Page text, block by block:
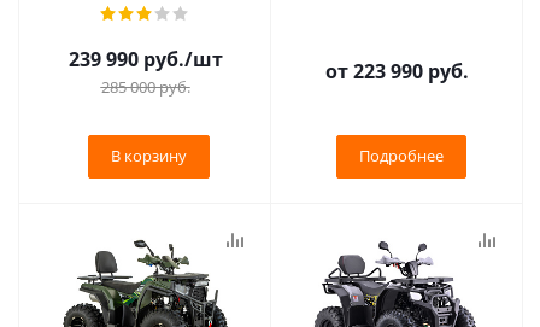
239 990руб./шт
285 000руб.
В корзину
от223 990 руб.
Подробнее